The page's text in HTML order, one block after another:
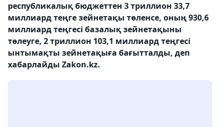
республикалық бюджеттен 3 триллион 33,7
миллиард теңге зейнетақы төленсе, оның 930,6
миллиард теңгесі базалық зейнетақыны
төлеуге, 2 триллион 103,1 миллиард теңгесі
ынтымақты зейнетақыға бағытталды, деп
хабарлайды Zakon.kz.